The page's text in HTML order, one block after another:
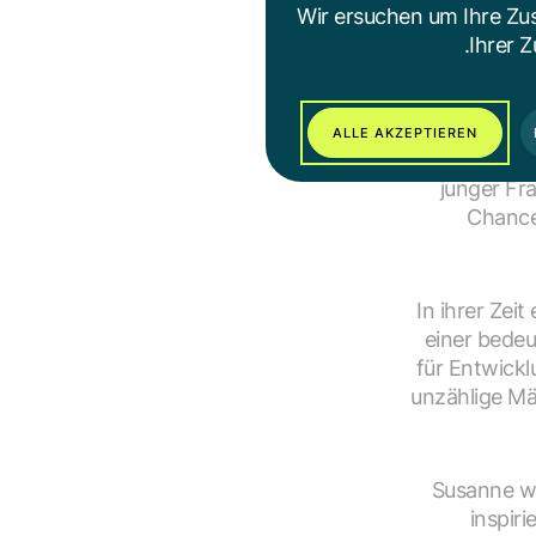
Verein ein.
Ihr
junger
In ihrer Zeit
einer
für
unzählige
Susanne
Wir ersuchen um Ihre
Ihrer
ALLE AKZEPTIEREN